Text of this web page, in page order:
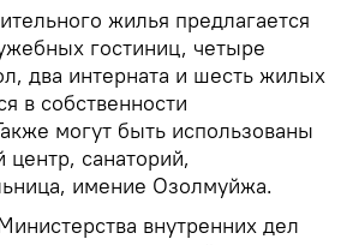
жилья предлагается
гостиниц, четыре
два интерната и шесть жилых
в собственности
могут быть использованы
санаторий,
имение Озолмуйжа.
внутренних дел